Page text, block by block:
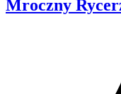
Mroczny